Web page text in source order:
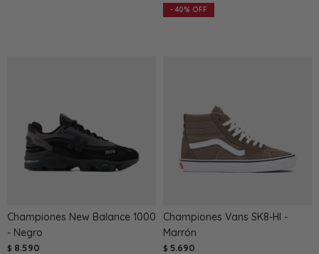
40
Championes New Balance 1000
- Negro
$ 8.590
Championes Vans SK8-HI -
Marrón
$ 5.690